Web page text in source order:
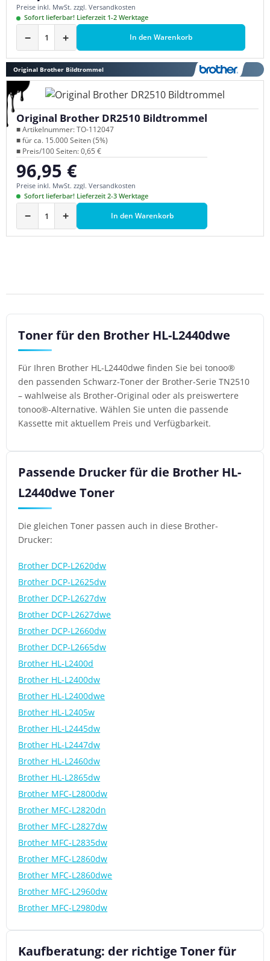
Preise inkl. MwSt. zzgl. Versandkosten
Sofort lieferbar! Lieferzeit 1-2 Werktage
− + In den Warenkorb
Original Brother Bildtrommel
Original Brother DR2510 Bildtrommel
■ Artikelnummer: TO-112047
■ für ca. 15.000 Seiten (5%)
■ Preis/100 Seiten: 0,65 €
Regulärer Preis:
96,95 €
Preise inkl. MwSt. zzgl. Versandkosten
Sofort lieferbar! Lieferzeit 2-3 Werktage
− + In den Warenkorb
Toner für den Brother HL-L2440dwe
Für Ihren Brother HL-L2440dwe finden Sie bei tonoo®
den passenden Schwarz-Toner der Brother-Serie TN2510
– wahlweise als Brother-Original oder als preiswertere
tonoo®-Alternative. Wählen Sie unten die passende
Kassette mit aktuellem Preis und Verfügbarkeit.
Passende Drucker für die Brother HL-
L2440dwe Toner
Die gleichen Toner passen auch in diese Brother-
Drucker:
Brother DCP-L2620dw
Brother DCP-L2625dw
Brother DCP-L2627dw
Brother DCP-L2627dwe
Brother DCP-L2660dw
Brother DCP-L2665dw
Brother HL-L2400d
Brother HL-L2400dw
Brother HL-L2400dwe
Brother HL-L2405w
Brother HL-L2445dw
Brother HL-L2447dw
Brother HL-L2460dw
Brother HL-L2865dw
Brother MFC-L2800dw
Brother MFC-L2820dn
Brother MFC-L2827dw
Brother MFC-L2835dw
Brother MFC-L2860dw
Brother MFC-L2860dwe
Brother MFC-L2960dw
Brother MFC-L2980dw
Kaufberatung: der richtige Toner für